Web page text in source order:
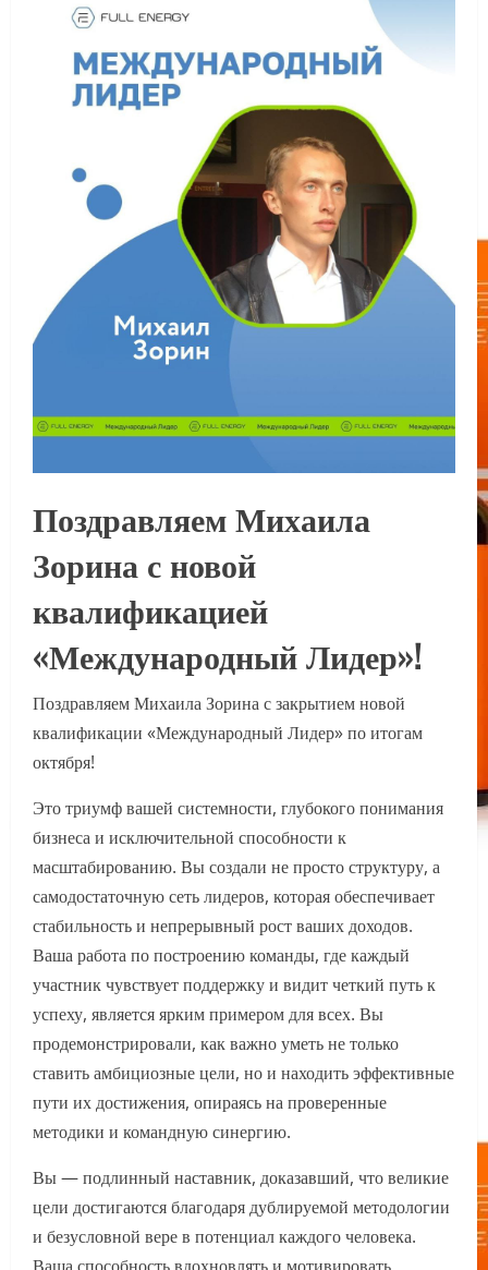
Поздравляем Михаила
Зорина с новой
квалификацией
«Международный Лидер»!
Поздравляем Михаила Зорина с закрытием новой
квалификации «Международный Лидер» по итогам
октября!
Это триумф вашей системности, глубокого понимания
бизнеса и исключительной способности к
масштабированию. Вы создали не просто структуру, а
самодостаточную сеть лидеров, которая обеспечивает
стабильность и непрерывный рост ваших доходов.
Ваша работа по построению команды, где каждый
участник чувствует поддержку и видит четкий путь к
успеху, является ярким примером для всех. Вы
продемонстрировали, как важно уметь не только
ставить амбициозные цели, но и находить эффективные
пути их достижения, опираясь на проверенные
методики и командную синергию.
Вы — подлинный наставник, доказавший, что великие
цели достигаются благодаря дублируемой методологии
и безусловной вере в потенциал каждого человека.